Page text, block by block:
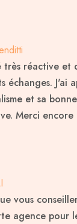
très réactive et
échanges. J'ai
et sa
Merci encore
vous
agence pour